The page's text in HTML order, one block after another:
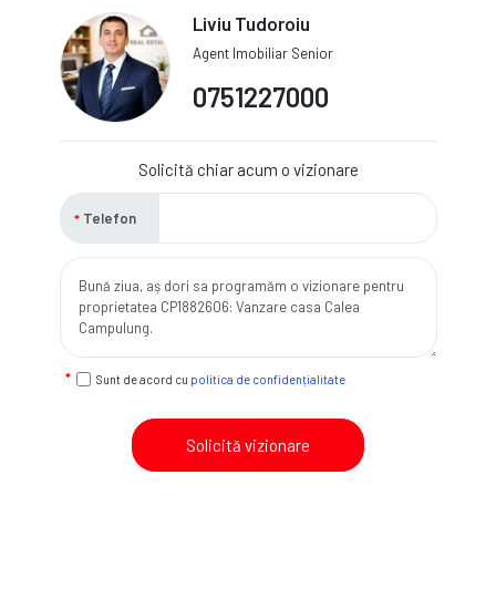
Liviu Tudoroiu
Agent Imobiliar Senior
0751227000
Solicită chiar acum o vizionare
Telefon
Sunt de acord cu politica de confidențialitate
Solicită vizionare